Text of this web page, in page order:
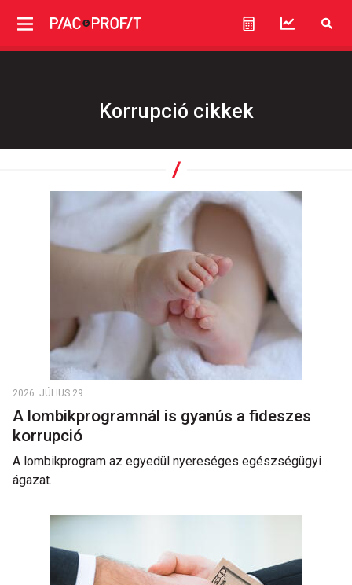
Korrupció cikkek
2026. JÚLIUS 29.
A lombikprogramnál is gyanús a fideszes
korrupció
A lombikprogram az egyedül nyereséges egészségügyi
ágazat.